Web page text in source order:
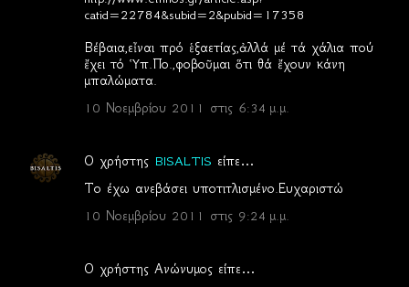
catid=22784&subid=2&pubid=17358
Βέβαια,εἶναι πρό ἑξαετίας,ἀλλά μέ τά χάλια πού
ἔχει τό Ὑπ.Πο.,φοβοῦμαι ὅτι θά ἔχουν κάνη
μπαλώματα.
10 Νοεμβρίου 2011 στις 6:34 μ.μ.
Ο χρήστης BISALTIS είπε…
Το έχω ανεβάσει υποτιτλισμένο.Ευχαριστώ
10 Νοεμβρίου 2011 στις 9:24 μ.μ.
Ο χρήστης Ανώνυμος είπε…